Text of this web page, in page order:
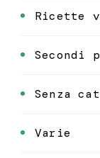
Ricette
Secondi
Senza
Varie